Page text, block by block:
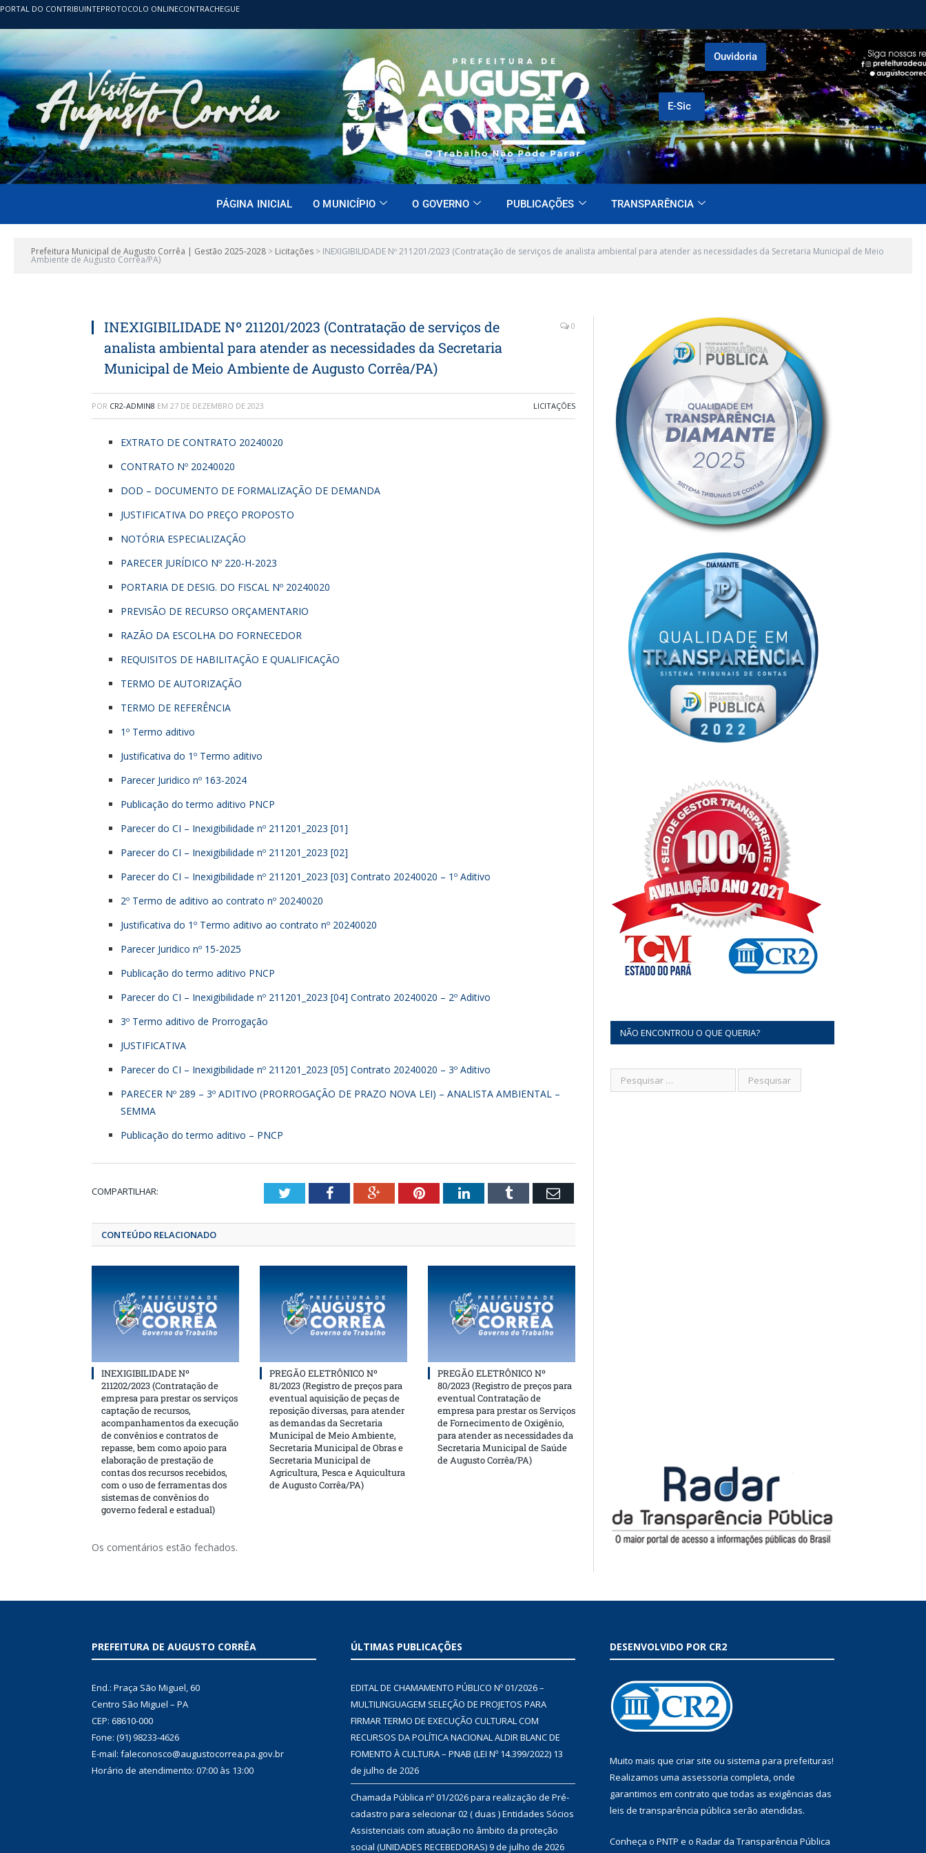
PORTAL DO CONTRIBUINTEPROTOCOLO ONLINECONTRACHEGUE
E-Sic
Ouvidoria
PÁGINA INICIAL O MUNICÍPIO O GOVERNO PUBLICAÇÕES TRANSPARÊNCIA
Prefeitura Municipal de Augusto Corrêa | Gestão 2025-2028 > Licitações > INEXIGIBILIDADE Nº 211201/2023 (Contratação de serviços de analista ambiental para atender as necessidades da Secretaria Municipal de Meio
Ambiente de Augusto Corrêa/PA)
INEXIGIBILIDADE Nº 211201/2023 (Contratação de serviços de
analista ambiental para atender as necessidades da Secretaria
Municipal de Meio Ambiente de Augusto Corrêa/PA)
0
POR CR2-ADMIN8 EM 27 DE DEZEMBRO DE 2023 LICITAÇÕES
EXTRATO DE CONTRATO 20240020
CONTRATO Nº 20240020
DOD – DOCUMENTO DE FORMALIZAÇÃO DE DEMANDA
JUSTIFICATIVA DO PREÇO PROPOSTO
NOTÓRIA ESPECIALIZAÇÃO
PARECER JURÍDICO Nº 220-H-2023
PORTARIA DE DESIG. DO FISCAL Nº 20240020
PREVISÃO DE RECURSO ORÇAMENTARIO
RAZÃO DA ESCOLHA DO FORNECEDOR
REQUISITOS DE HABILITAÇÃO E QUALIFICAÇÃO
TERMO DE AUTORIZAÇÃO
TERMO DE REFERÊNCIA
1º Termo aditivo
Justificativa do 1º Termo aditivo
Parecer Juridico nº 163-2024
Publicação do termo aditivo PNCP
Parecer do CI – Inexigibilidade nº 211201_2023 [01]
Parecer do CI – Inexigibilidade nº 211201_2023 [02]
Parecer do CI – Inexigibilidade nº 211201_2023 [03] Contrato 20240020 – 1º Aditivo
2º Termo de aditivo ao contrato nº 20240020
Justificativa do 1º Termo aditivo ao contrato nº 20240020
Parecer Juridico nº 15-2025
Publicação do termo aditivo PNCP
Parecer do CI – Inexigibilidade nº 211201_2023 [04] Contrato 20240020 – 2º Aditivo
3º Termo aditivo de Prorrogação
JUSTIFICATIVA
Parecer do CI – Inexigibilidade nº 211201_2023 [05] Contrato 20240020 – 3º Aditivo
PARECER Nº 289 – 3º ADITIVO (PRORROGAÇÃO DE PRAZO NOVA LEI) – ANALISTA AMBIENTAL –
SEMMA
Publicação do termo aditivo – PNCP
COMPARTILHAR: TwitterFacebookGoogle+Pinterest
LinkedInTumblrEmail
CONTEÚDO RELACIONADO
INEXIGIBILIDADE Nº
211202/2023 (Contratação de
empresa para prestar os serviços
captação de recursos,
acompanhamentos da execução
de convênios e contratos de
repasse, bem como apoio para
elaboração de prestação de
contas dos recursos recebidos,
com o uso de ferramentas dos
sistemas de convênios do
governo federal e estadual)
PREGÃO ELETRÔNICO Nº
81/2023 (Registro de preços para
eventual aquisição de peças de
reposição diversas, para atender
as demandas da Secretaria
Municipal de Meio Ambiente,
Secretaria Municipal de Obras e
Secretaria Municipal de
Agricultura, Pesca e Aquicultura
de Augusto Corrêa/PA)
PREGÃO ELETRÔNICO Nº
80/2023 (Registro de preços para
eventual Contratação de
empresa para prestar os Serviços
de Fornecimento de Oxigênio,
para atender as necessidades da
Secretaria Municipal de Saúde
de Augusto Corrêa/PA)
Os comentários estão fechados.
NÃO ENCONTROU O QUE QUERIA?
PREFEITURA DE AUGUSTO CORRÊA
End.: Praça São Miguel, 60
Centro São Miguel – PA
CEP: 68610-000
Fone: (91) 98233-4626
E-mail: faleconosco@augustocorrea.pa.gov.br
Horário de atendimento: 07:00 às 13:00
ÚLTIMAS PUBLICAÇÕES
EDITAL DE CHAMAMENTO PÚBLICO Nº 01/2026 –
MULTILINGUAGEM SELEÇÃO DE PROJETOS PARA
FIRMAR TERMO DE EXECUÇÃO CULTURAL COM
RECURSOS DA POLÍTICA NACIONAL ALDIR BLANC DE
FOMENTO À CULTURA – PNAB (LEI Nº 14.399/2022) 13
de julho de 2026
Chamada Pública nº 01/2026 para realização de Pré-
cadastro para selecionar 02 ( duas ) Entidades Sócios
Assistenciais com atuação no âmbito da proteção
social (UNIDADES RECEBEDORAS)9 de julho de 2026
DESENVOLVIDO POR CR2
Muito mais que criar site ou sistema para prefeituras!
Realizamos uma assessoria completa, onde
garantimos em contrato que todas as exigências das
leis de transparência pública serão atendidas.
Conheça o PNTP e o Radar da Transparência Pública